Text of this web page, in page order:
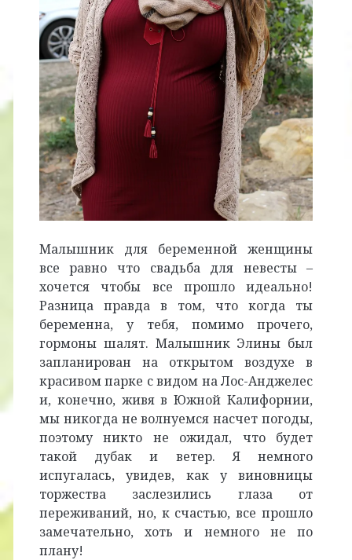
Малышник для беременной женщины
все равно что свадьба для невесты –
хочется чтобы все прошло идеально!
Разница правда в том, что когда ты
беременна, у тебя, помимо прочего,
гормоны шалят. Малышник Элины был
запланирован на открытом воздухе в
красивом парке с видом на Лос-Анджелес
и, конечно, живя в Южной Калифорнии,
мы никогда не волнуемся насчет погоды,
поэтому никто не ожидал, что будет
такой дубак и ветер. Я немного
испугалась, увидев, как у виновницы
торжества заслезились глаза от
переживаний, но, к счастью, все прошло
замечательно, хоть и немного не по
плану!